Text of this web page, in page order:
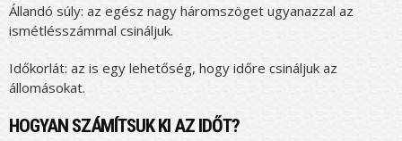
Állandó súly: az egész nagy háromszöget ugyanazzal az
ismétlésszámmal csináljuk.
Időkorlát: az is egy lehetőség, hogy időre csináljuk az
állomásokat.
HOGYAN SZÁMÍTSUK KI AZ IDŐT?